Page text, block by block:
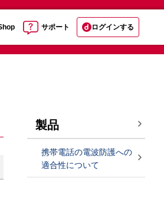
サポート ログインする
製品
携帯電話の電波防護への
適合性について